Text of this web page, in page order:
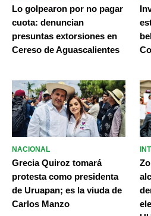
Lo golpearon por no pagar
cuota: denuncian
presuntas extorsiones en
Cereso de Aguascalientes
NACIONAL
Grecia Quiroz tomará
protesta como presidenta
de Uruapan; es la viuda de
Carlos Manzo